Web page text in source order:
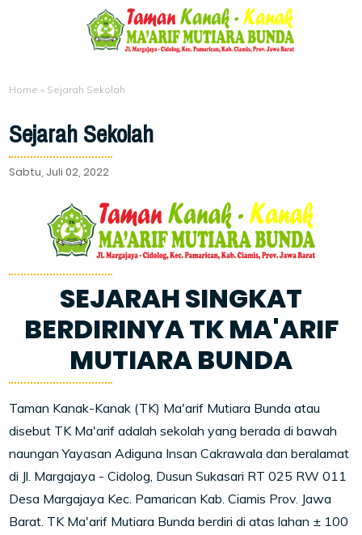
Home » Sejarah Sekolah
Sejarah Sekolah
Sabtu, Juli 02, 2022
SEJARAH SINGKAT
BERDIRINYA TK MA'ARIF
MUTIARA BUNDA
Taman Kanak-Kanak (TK) Ma'arif Mutiara Bunda atau
disebut TK Ma'arif adalah sekolah yang berada di bawah
naungan Yayasan Adiguna Insan Cakrawala dan beralamat
di Jl. Margajaya - Cidolog, Dusun Sukasari RT 025 RW 011
Desa Margajaya Kec. Pamarican Kab. Ciamis Prov. Jawa
Barat. TK Ma'arif Mutiara Bunda berdiri di atas lahan ± 100